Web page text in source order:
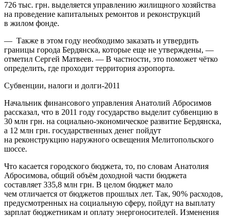
726 тыс. грн. выделяется управлению жилищного хозяйства
на проведение капитальных ремонтов и реконструкций
в жилом фонде.
— Также в этом году необходимо заказать и утвердить
границы города Бердянска, которые еще не утверждены, —
отметил Сергей Матвеев. — В частности, это поможет чётко
определить, где проходит территория аэропорта.
Субвенции, налоги и долги-2011
Начальник финансового управления Анатолий Абросимов
рассказал, что в 2011 году государство выделит субвенцию в
30 млн грн. на социально-экономическое развитие Бердянска,
а 12 млн грн. государственных денег пойдут
на реконструкцию наружного освещения Мелитопольского
шоссе.
Что касается городского бюджета, то, по словам Анатолия
Абросимова, общий объём доходной части бюджета
составляет 335,8 млн грн. В целом бюджет мало
чем отличается от бюджетов прошлых лет. Так, 90 % расходов,
предусмотренных на социальную сферу, пойдут на выплату
зарплат бюджетникам и оплату энергоносителей. Изменения